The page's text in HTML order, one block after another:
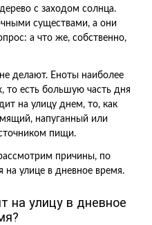
с заходом солнца.
существами, а они
а что же, собственно,
делают. Еноты наиболее
то есть большую часть дня
на улицу днем, то, как
напуганный или
пищи.
причины, по
на улице в дневное время.
на улицу в дневное